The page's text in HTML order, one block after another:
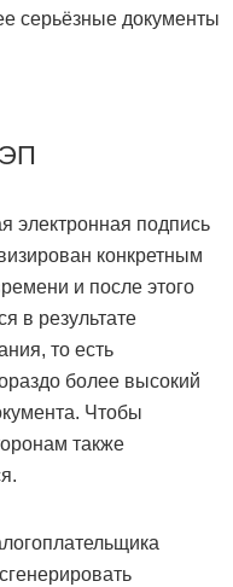
серьёзные документы
электронная подпись
конкретным
и после этого
в результате
то есть
более высокий
Чтобы
также